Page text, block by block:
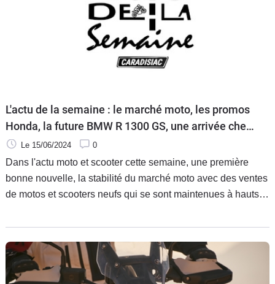
L'actu de la semaine : le marché moto, les promos
Honda, la future BMW R 1300 GS, une arrivée chez
Kawasaki et le retour de MV Agusta en MotoGP
Le 15/06/2024 0
Dans l'actu moto et scooter cette semaine, une première
bonne nouvelle, la stabilité du marché moto avec des ventes
de motos et scooters neufs qui se sont maintenues à hauts
Alors que la saison est lancée, c'est aussi l'heure des
promos chez Honda, tandis que les premiers détails de la
future BMW R 1300 GS Adventure commencent à fuiter, tout
comme une arrivée prochaine chez Kawasaki, et qu'est